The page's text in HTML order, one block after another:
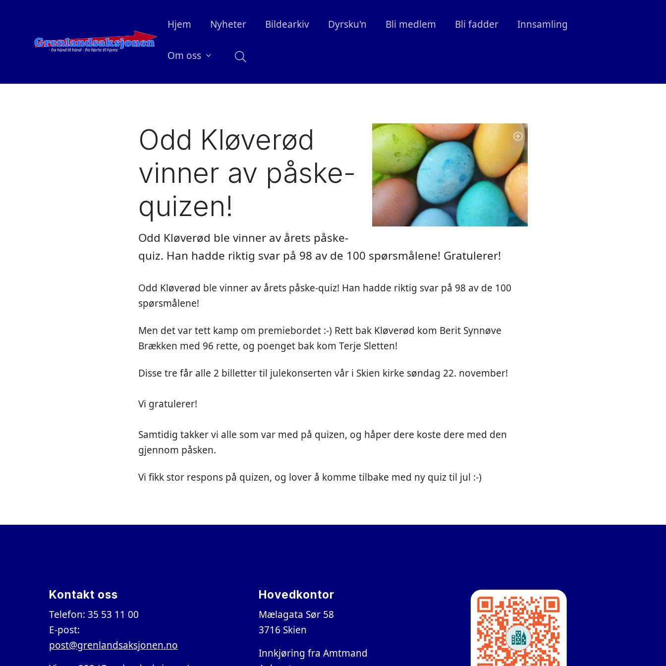
Hjem Nyheter Bildearkiv Dyrsku'n Bli medlem Bli fadder Innsamling
Om oss
Odd Kløverød
vinner av påske-
quizen!
Odd Kløverød ble vinner av årets påske-
quiz. Han hadde riktig svar på 98 av de 100 spørsmålene! Gratulerer!
Odd Kløverød ble vinner av årets påske-quiz! Han hadde riktig svar på 98 av de 100
spørsmålene!
Men det var tett kamp om premiebordet :-) Rett bak Kløverød kom Berit Synnøve
Brækken med 96 rette, og poenget bak kom Terje Sletten!
Disse tre får alle 2 billetter til julekonserten vår i Skien kirke søndag 22. november!
Vi gratulerer!
Samtidig takker vi alle som var med på quizen, og håper dere koste dere med den
gjennom påsken.
Vi fikk stor respons på quizen, og lover å komme tilbake med ny quiz til jul :-)
Kontakt oss
Telefon: 35 53 11 00
E-post:
post@grenlandsaksjonen.no
Hovedkontor
Mælagata Sør 58
3716 Skien
Innkjøring fra Amtmand